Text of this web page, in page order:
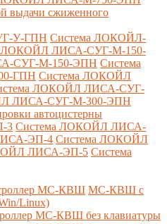
выдачи сжиженного
У-ГПН Система ЛОКОЙЛ-
ЛОКОЙЛ ЛИСА-СУГ-М-150-
СУГ-М-150-ЭПН Система
ГПН Система ЛОКОЙЛ
ЛОКОЙЛ ЛИСА-СУГ-
ЛИСА-СУГ-М-300-ЭПН
автоцистерны
3 Система ЛОКОЙЛ ЛИСА-
ЭП-4 Система ЛОКОЙЛ
ЛИСА-ЭП-5 Система
МС-КВШ МС-КВШ с
Linux)
МС-КВШ без клавиатуры